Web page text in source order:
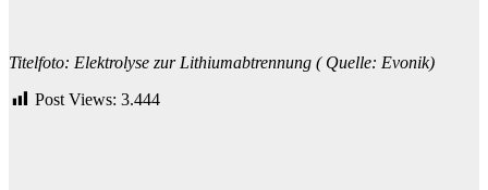
Titelfoto: Elektrolyse zur Lithiumabtrennung ( Quelle: Evonik)
Post Views: 3.444